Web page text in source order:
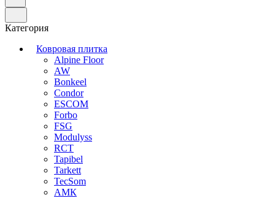
Категория
Ковровая плитка
Alpine Floor
AW
Bonkeel
Condor
ESCOM
Forbo
FSG
Modulyss
RCT
Tapibel
Tarkett
TecSom
АМК